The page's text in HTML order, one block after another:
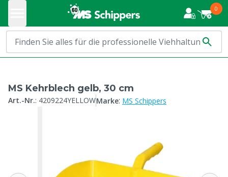
0
MS Kehrblech gelb, 30 cm
Art.-Nr.: 4209224YELLOWMarke: MS Schippers